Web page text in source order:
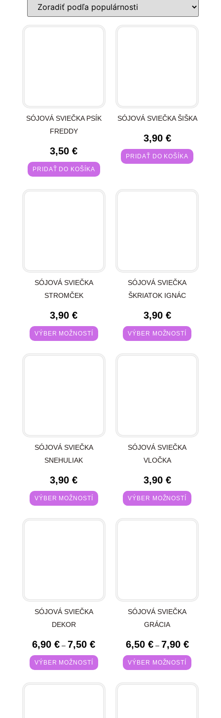
SÓJOVÁ SVIEČKA PSÍK
FREDDY
3,50€
PRIDAŤ DO KOŠÍKA
SÓJOVÁ SVIEČKA ŠIŠKA
3,90 €
PRIDAŤ DO KOŠÍKA
SÓJOVÁ SVIEČKA
STROMČEK
3,90€
VÝBER MOŽNOSTÍ
SÓJOVÁ SVIEČKA
ŠKRIATOK IGNÁC
3,90 €
VÝBER MOŽNOSTÍ
SÓJOVÁ SVIEČKA
SNEHULIAK
3,90€
VÝBER MOŽNOSTÍ
SÓJOVÁ SVIEČKA
VLOČKA
3,90 €
VÝBER MOŽNOSTÍ
SÓJOVÁ SVIEČKA
DEKOR
6,90€ – 7,50€
VÝBER MOŽNOSTÍ
SÓJOVÁ SVIEČKA
GRÁCIA
6,50 € – 7,90 €
VÝBER MOŽNOSTÍ